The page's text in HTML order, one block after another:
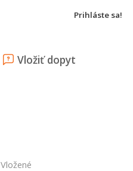
Prihláste sa!
Vložiť dopyt
Vložené